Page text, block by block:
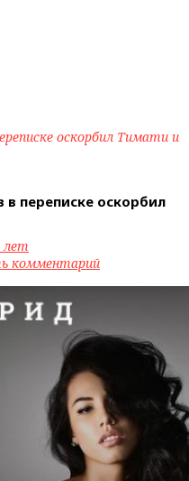
оскорбил Тимати и
переписке оскорбил
лет
комментарий